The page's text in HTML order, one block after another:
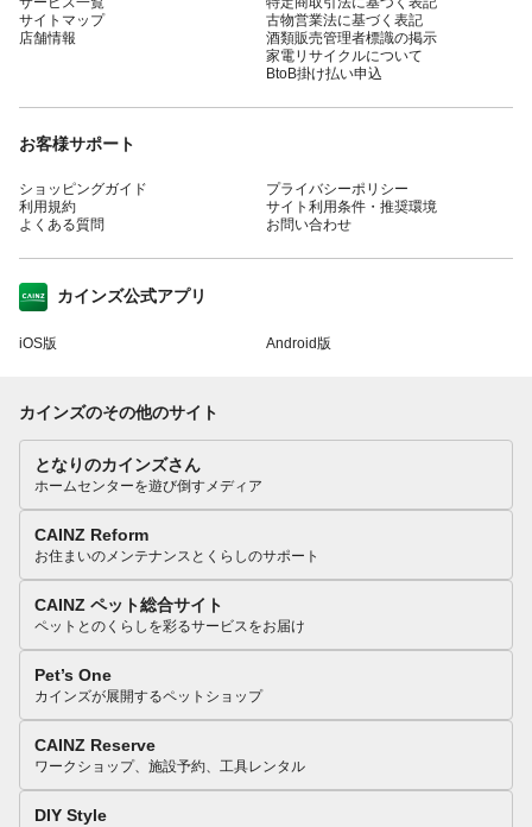
サイトマップ
店舗情報
古物営業法に基づく表記
酒類販売管理者標識の掲示
家電リサイクルについて
BtoB掛け払い申込
お客様サポート
ショッピングガイド
利用規約
よくある質問
プライバシーポリシー
サイト利用条件・推奨環境
お問い合わせ
カインズ公式アプリ
iOS版 Android版
カインズのその他のサイト
となりのカインズさん
ホームセンターを遊び倒すメディア
CAINZ Reform
お住まいのメンテナンスとくらしのサポート
CAINZ ペット総合サイト
ペットとのくらしを彩るサービスをお届け
Pet’s One
カインズが展開するペットショップ
CAINZ Reserve
ワークショップ、施設予約、工具レンタル
DIY Style